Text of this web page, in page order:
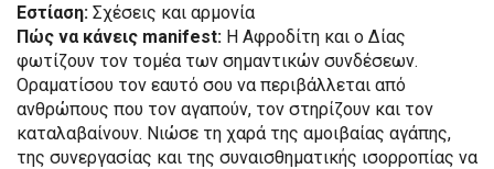
Εστίαση: Σχέσεις και αρμονία
Πώς να κάνεις manifest: Η Αφροδίτη και ο Δίας
φωτίζουν τον τομέα των σημαντικών συνδέσεων.
Οραματίσου τον εαυτό σου να περιβάλλεται από
ανθρώπους που τον αγαπούν, τον στηρίζουν και τον
καταλαβαίνουν. Νιώσε τη χαρά της αμοιβαίας αγάπης,
της συνεργασίας και της συναισθηματικής ισορροπίας να